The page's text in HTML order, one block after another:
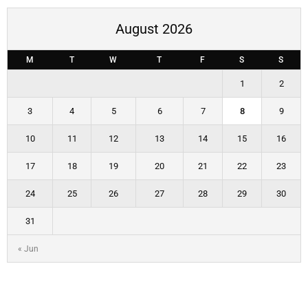
August 2026
M T W T F S S
« Jun
1 2
3 4 5 6 7 8 9
10 11 12 13 14 15 16
17 18 19 20 21 22 23
24 25 26 27 28 29 30
31